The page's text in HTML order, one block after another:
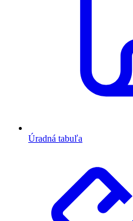
Úradná tabuľa